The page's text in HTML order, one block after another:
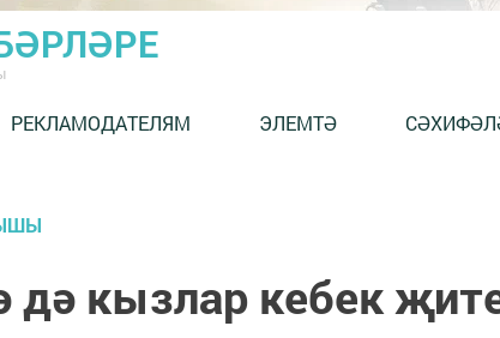
РЕКЛАМОДАТЕЛЯМ ЭЛЕМТӘ
дә кызлар кебек